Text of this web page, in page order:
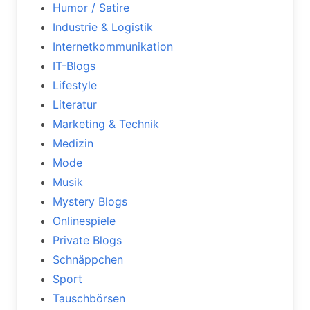
Humor / Satire
Industrie & Logistik
Internetkommunikation
IT-Blogs
Lifestyle
Literatur
Marketing & Technik
Medizin
Mode
Musik
Mystery Blogs
Onlinespiele
Private Blogs
Schnäppchen
Sport
Tauschbörsen